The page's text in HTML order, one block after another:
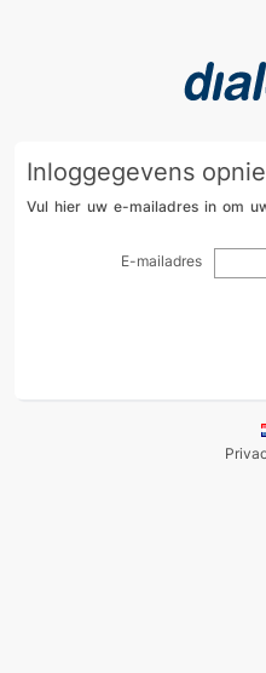
Inloggegevens
Vul hier uw e-mailadres in om
E-mailadres